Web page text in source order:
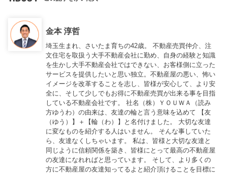
金本 淳哲
埼玉生まれ、さいたま育ちの42歳。 不動産売買仲介、注
文住宅を取扱う大手不動産会社に勤め、自身の経験と知識
を生かし大手不動産会社ではできない、お客様側に立った
サービスを提供したいと思い独立。不動産屋の悪い、怖い
イメージを改革することを志し、皆様が安心して、より安
全に、そして少しでもお得に不動産売買が出来る事を目指
している不動産会社です。 社名（株）ＹＯＵＷＡ（読み
方ゆうわ）の由来は、友達の輪と言う意味を込めて 【友
（ゆう）】＋【輪（わ）】と名付けました。 大切な友達
に変なものを紹介する人はいません。 そんな事していた
ら、友達なくしちゃいます。 私は、皆様と大切な友達と
同じように信頼関係を築き、皆様にとって最高の不動産屋
の友達になれればと思っています。 そして、より多くの
方に不動産屋の友達知ってるよと紹介頂けることを目標に